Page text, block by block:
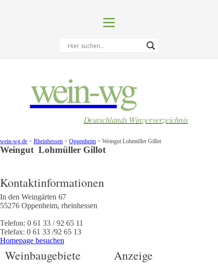
wein-wg
Deutschlands Winzerverzeichnis
wein-wg.de > Rheinhessen > Oppenheim > Weingut Lohmüller Gillot
Weingut Lohmüller Gillot
Kontaktinformationen
In den Weingärten 67
55276 Oppenheim, rheinhessen
Telefon: 0 61 33 / 92 65 11
Telefax: 0 61 33 /92 65 13
Homepage besuchen
Weinbaugebiete Anzeige